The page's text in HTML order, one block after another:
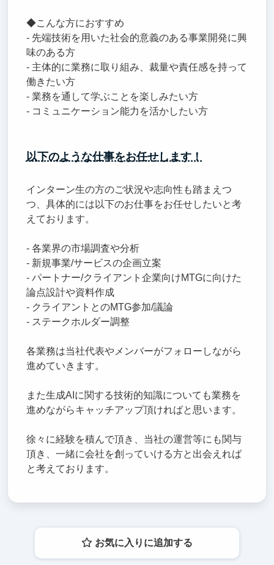
◆こんな方におすすめ
- 先端技術を用いた社会的意義のある事業開発に興
味のある方
- 主体的に業務に取り組み、裁量や責任感を持って
働きたい方
- 業務を通して学ぶことを楽しみたい方
- コミュニケーション能力を活かしたい方
以下のような仕事をお任せします！
インターン生の方のご状況や志向性も踏まえつ
つ、具体的には以下のお仕事をお任せしたいと考
えております。
- 各業界の市場調査や分析
- 新規事業/サービスの企画立案
- パートナー/クライアント企業向けMTGに向けた
論点設計や資料作成
- クライアントとのMTG参加/議論
- ステークホルダー調整
各業務は当社代表やメンバーがフォローしながら
進めていきます。
また生成AIに関する技術的知識についても業務を
進めながらキャッチアップ頂ければと思います。
徐々に経験を積んで頂き、当社の運営等にも関与
頂き、一緒に会社を創っていける方と出会えれば
と考えております。
お気に入りに追加する